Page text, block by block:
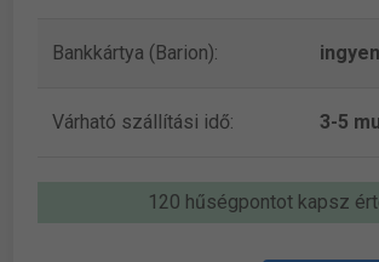
Bankkártya (Barion):
Várható szállítási idő: 3-5
120 hűségpontot kapsz